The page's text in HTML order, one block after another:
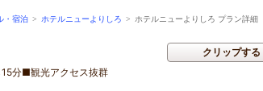
・宿泊 > ホテルニューよりしろ > ホテルニューよりしろ プラン詳細
分■観光アクセス抜群
クリップする